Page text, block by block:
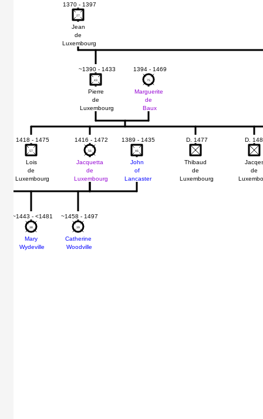
1370 - 1397
Jean
de
Luxembourg
27
27
~1390 - 1433
Pierre
de
Luxembourg
43
43
1416 - 1472
Jacquetta
de
Luxembourg
56
56
1394 - 1469
Marguerite
de
Baux
75
75
1389 - 1435
John
of
Lancaster
46
46
~1443 - <1481
Mary
Wydeville
38
38
~1458 - 1497
Catherine
Woodville
39
39
1418 - 1475
Lois
de
Luxembourg
57
57
D. 1477
Thibaud
de
Luxembourg
D.
de